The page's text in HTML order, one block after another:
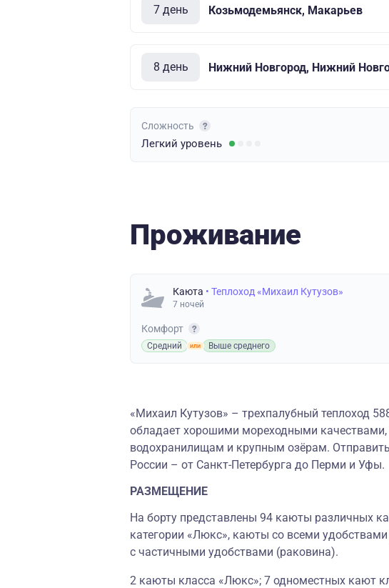
7 день Козьмодемьянск, Макарьев
8 день Нижний Новгород, Нижний
Сложность
Легкий уровень
Проживание
Каюта • Теплоход «Михаил Кутузов»
7 ночей
Комфорт
Средний Выше среднего
«Михаил Кутузов» – трехпалубный теплоход
обладает хорошими мореходными качествами,
водохранилищам и крупным озёрам.
России – от Санкт-Петербурга до Перми и Уфы.
РАЗМЕЩЕНИЕ
На борту представлены 94 каюты различных
категории «Люкс», каюты со всеми
с частичными удобствами (раковина).
2 каюты класса «Люкс»; 7 одноместных кают